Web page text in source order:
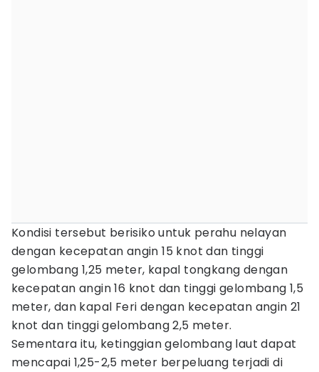
Kondisi tersebut berisiko untuk perahu nelayan
dengan kecepatan angin 15 knot dan tinggi
gelombang 1,25 meter, kapal tongkang dengan
kecepatan angin 16 knot dan tinggi gelombang 1,5
meter, dan kapal Feri dengan kecepatan angin 21
knot dan tinggi gelombang 2,5 meter.
Sementara itu, ketinggian gelombang laut dapat
mencapai 1,25-2,5 meter berpeluang terjadi di